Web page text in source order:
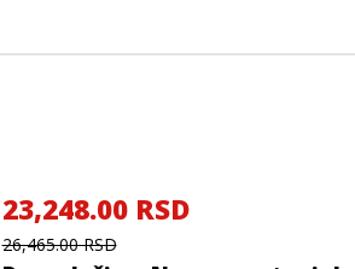
23,248.00 RSD
26,465.00 RSD